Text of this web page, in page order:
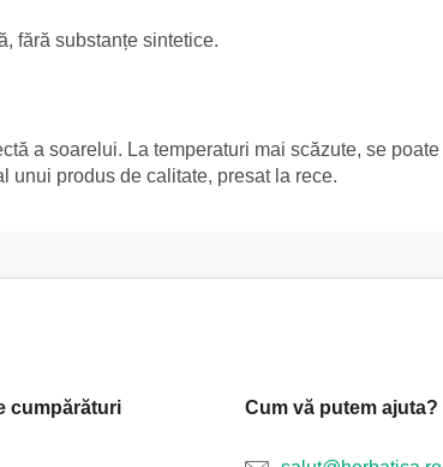
fără substanțe sintetice.
a soarelui. La temperaturi mai scăzute, se poate
unui produs de calitate, presat la rece.
cumpărături Cum vă putem ajuta?